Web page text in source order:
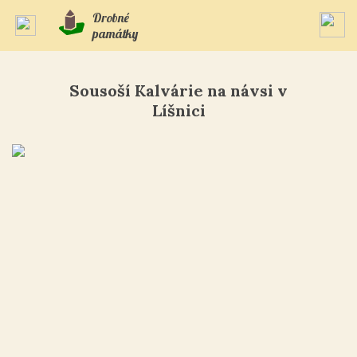
Drobné
památky
Sousoší Kalvárie na návsi v
Líšnici